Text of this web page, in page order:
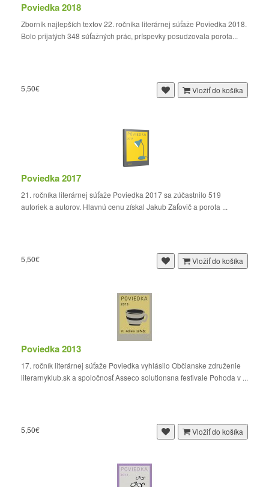
Poviedka 2018
Zborník najlepších textov 22. ročníka literárnej súťaže Poviedka 2018.
Bolo prijatých 348 súťažných prác, príspevky posudzovala porota...
5,50€ Vložiť do košíka
Poviedka 2017
21. ročníka literárnej súťaže Poviedka 2017 sa zúčastnilo 519
autoriek a autorov. Hlavnú cenu získal Jakub Zaťovič a porota ...
5,50€ Vložiť do košíka
Poviedka 2013
17. ročník literárnej súťaže Poviedka vyhlásilo Občianske združenie
literarnyklub.sk a spoločnosť Asseco solutionsna festivale Pohoda v ...
5,50€ Vložiť do košíka